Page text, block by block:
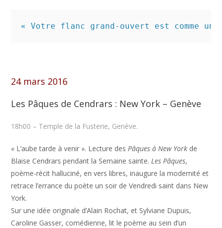
« Votre flanc grand-ouvert est comme
24 mars 2016
Les Pâques de Cendrars : New York – Genève
18h00 – Temple de la Fusterie, Genève.
« L’aube tarde à venir ». Lecture desPâques à New York de
Blaise Cendrars pendant la Semaine sainte.Les Pâques,
poème-récit halluciné, en vers libres, inaugure la modernité et
retrace l’errance du poète un soir de Vendredi saint dans New
York.
Sur une idée originale d’Alain Rochat, et Sylviane Dupuis,
Caroline Gasser, comédienne, lit le poème au sein d’un